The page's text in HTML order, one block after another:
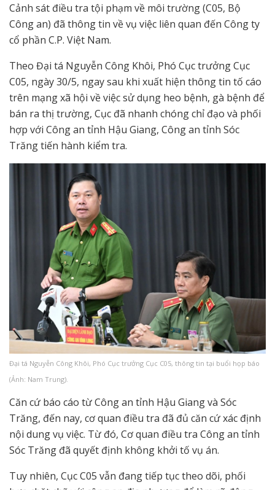
Cảnh sát điều tra tội phạm về môi trường (C05, Bộ
Công an) đã thông tin về vụ việc liên quan đến Công ty
cổ phần C.P. Việt Nam.
Theo Đại tá Nguyễn Công Khôi, Phó Cục trưởng Cục
C05, ngày 30/5, ngay sau khi xuất hiện thông tin tố cáo
trên mạng xã hội về việc sử dụng heo bệnh, gà bệnh để
bán ra thị trường, Cục đã nhanh chóng chỉ đạo và phối
hợp với Công an tỉnh Hậu Giang, Công an tỉnh Sóc
Trăng tiến hành kiểm tra.
Đại tá Nguyễn Công Khôi, Phó Cục trưởng Cục C05, thông tin tại buổi họp báo
(Ảnh: Nam Trung).
Căn cứ báo cáo từ Công an tỉnh Hậu Giang và Sóc
Trăng, đến nay, cơ quan điều tra đã đủ căn cứ xác định
nội dung vụ việc. Từ đó, Cơ quan điều tra Công an tỉnh
Sóc Trăng đã quyết định không khởi tố vụ án.
Tuy nhiên, Cục C05 vẫn đang tiếp tục theo dõi, phối